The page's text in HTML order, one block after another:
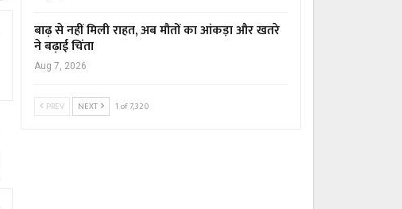
बाढ़ से नहीं मिली राहत, अब मौतों का आंकड़ा और खतरे
ने बढ़ाई चिंता
Aug 7, 2026
PREV NEXT 1 of 7,320